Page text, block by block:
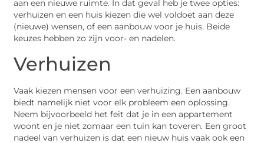
aan een nieuwe ruimte. In dat geval heb je twee opties:
verhuizen en een huis kiezen die wel voldoet aan deze
(nieuwe) wensen, of een aanbouw voor je huis. Beide
keuzes hebben zo zijn voor- en nadelen.
Verhuizen
Vaak kiezen mensen voor een verhuizing. Een aanbouw
biedt namelijk niet voor elk probleem een oplossing.
Neem bijvoorbeeld het feit dat je in een appartement
woont en je niet zomaar een tuin kan toveren. Een groot
nadeel van verhuizen is dat een nieuw huis vaak ook een